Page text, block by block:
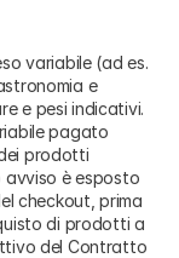
variabile (ad es.
e
e pesi indicativi.
pagato
prodotti
avviso è esposto
checkout, prima
di prodotti a
del Contratto